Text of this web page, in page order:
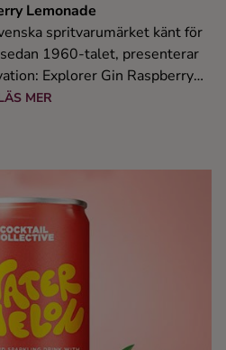
Lemonade
spritvarumärket känt för
1960-talet, presenterar
Explorer Gin Raspberry
är en smaksatt gin med en
MER